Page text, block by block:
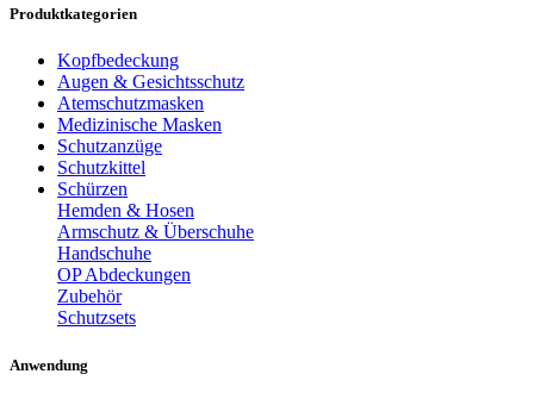
Produktkategorien
Kopfbedeckung
Augen & Gesichtsschutz
Atemschutzmasken
Medizinische Masken
Schutzanzüge
Schutzkittel
Schürzen
Hemden & Hosen
Armschutz & Überschuhe
Handschuhe
OP Abdeckungen
Zubehör
Schutzsets
Anwendung